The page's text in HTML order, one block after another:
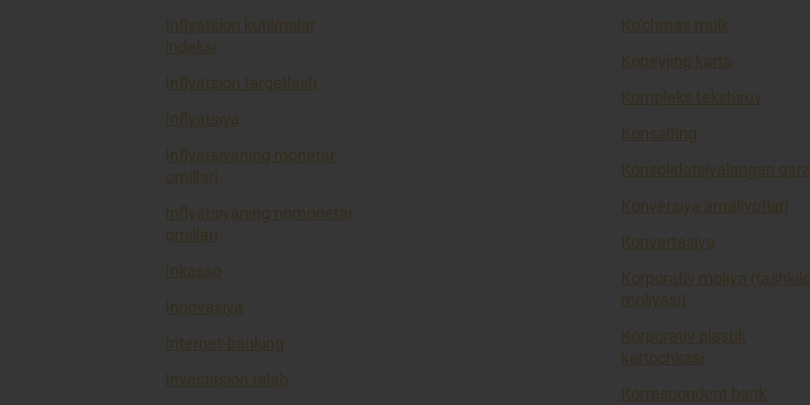
Inflyatsion kutilmalar
indeksi
Inflyatsion targetlash
Inflyatsiya
Inflyatsiyaning monetar
omillari
Inflyatsiyaning nomonetar
omillari
Inkasso
Innovasiya
Internet-banking
Investitsion talab
Ko’chmas mulk
Kobeyjing karta
Kompleks tekshiruv
Konsalting
Konsolidatsiyalangan qarz
Konversiya amaliyotlari
Konvertasiya
Korporativ moliya
moliyasi)
Korporativ plastik
kartochkasi
Korrespondent bank